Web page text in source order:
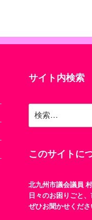
サイト内検索
索:
このサイトに
北九州市議会議員
日々のお困りごと
ぜひお聞かせくださ